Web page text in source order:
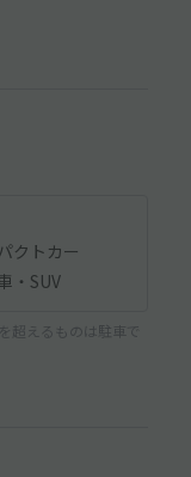
クトカー
・SUV
超えるものは駐車で